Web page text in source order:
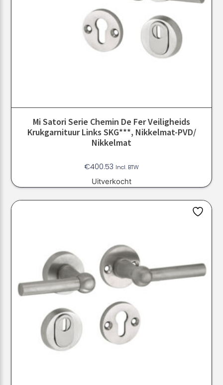
Mi Satori Serie Chemin De Fer Veiligheids
Krukgarnituur Links SKG***, Nikkelmat-PVD/
Nikkelmat
€400.53 Incl. BTW
Uitverkocht